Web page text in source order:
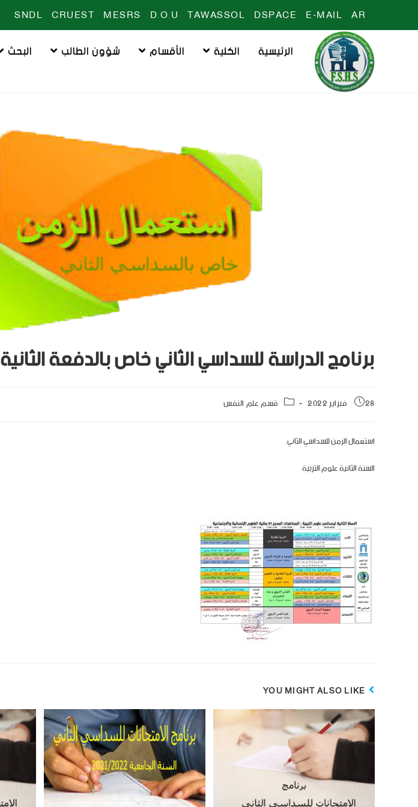
AR
E-MAIL
DSPACE
TAWASSOL
D.O.U
MESRS
CRUEST
SNDL
الرئيسية الكلية الأقسام شؤون الطالب البحث
برنامج الدراسة للسداسي الثاني خاص بالدفعة الثانية
28 فبراير 2022
قسم علم النفس
استعمال الزمن للسداسي الثاني.
السنة الثانية علوم التربية
YOU MIGHT ALSO LIKE